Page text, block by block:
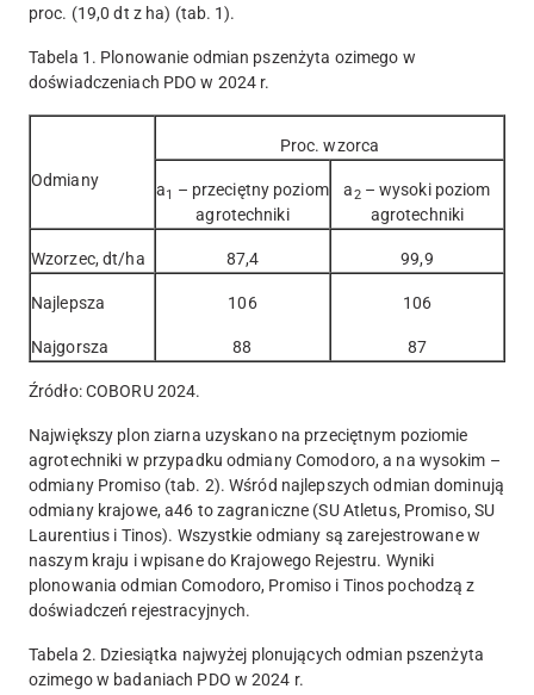
proc. (19,0 dt z ha) (tab. 1).
Tabela 1. Plonowanie odmian pszenżyta ozimego w
doświadczeniach PDO w 2024 r.
Odmiany
Proc. wzorca
a1 – przeciętny poziom
agrotechniki
a2– wysoki poziom
agrotechniki
Wzorzec, dt/ha 87,4 99,9
Najlepsza
Najgorsza
106
88
106
87
Źródło: COBORU 2024.
Największy plon ziarna uzyskano na przeciętnym poziomie
agrotechniki w przypadku odmiany Comodoro, a na wysokim –
odmiany Promiso (tab. 2). Wśród najlepszych odmian dominują
odmiany krajowe, a46 to zagraniczne (SU Atletus, Promiso, SU
Laurentius i Tinos). Wszystkie odmiany są zarejestrowane w
naszym kraju i wpisane do Krajowego Rejestru. Wyniki
plonowania odmian Comodoro, Promiso i Tinos pochodzą z
doświadczeń rejestracyjnych.
Tabela 2. Dziesiątka najwyżej plonujących odmian pszenżyta
ozimego w badaniach PDO w 2024 r.